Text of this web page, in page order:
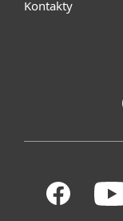
Kontakty